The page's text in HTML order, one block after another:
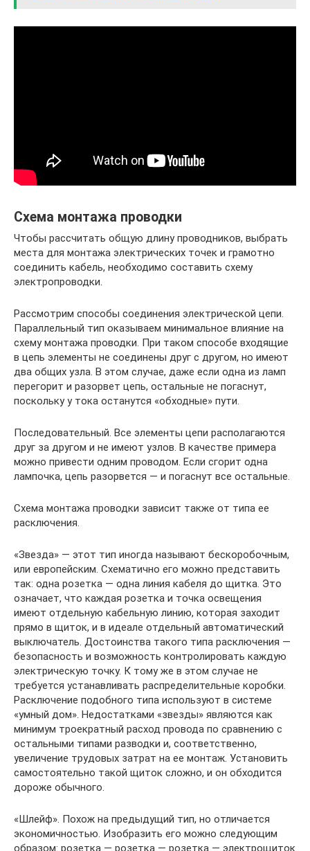
Схема монтажа проводки
Чтобы рассчитать общую длину проводников, выбрать
места для монтажа электрических точек и грамотно
соединить кабель, необходимо составить схему
электропроводки.
Рассмотрим способы соединения электрической цепи.
Параллельный тип оказываем минимальное влияние на
схему монтажа проводки. При таком способе входящие
в цепь элементы не соединены друг с другом, но имеют
два общих узла. В этом случае, даже если одна из ламп
перегорит и разорвет цепь, остальные не погаснут,
поскольку у тока останутся «обходные» пути.
Последовательный. Все элементы цепи располагаются
друг за другом и не имеют узлов. В качестве примера
можно привести одним проводом. Если сгорит одна
лампочка, цепь разорвется — и погаснут все остальные.
Схема монтажа проводки зависит также от типа ее
расключения.
«Звезда» — этот тип иногда называют бескоробочным,
или европейским. Схематично его можно представить
так: одна розетка — одна линия кабеля до щитка. Это
означает, что каждая розетка и точка освещения
имеют отдельную кабельную линию, которая заходит
прямо в щиток, и в идеале отдельный автоматический
выключатель. Достоинства такого типа расключения —
безопасность и возможность контролировать каждую
электрическую точку. К тому же в этом случае не
требуется устанавливать распределительные коробки.
Расключение подобного типа используют в системе
«умный дом». Недостатками «звезды» являются как
минимум троекратный расход провода по сравнению с
остальными типами разводки и, соответственно,
увеличение трудовых затрат на ее монтаж. Установить
самостоятельно такой щиток сложно, и он обходится
дороже обычного.
«Шлейф». Похож на предыдущий тип, но отличается
экономичностью. Изобразить его можно следующим
образом: розетка — розетка — розетка — электрощиток